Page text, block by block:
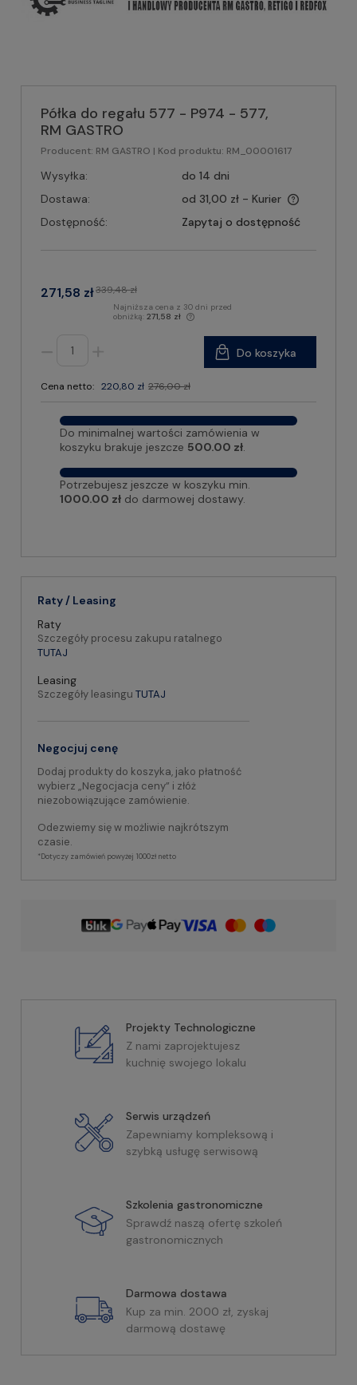
Półka do regału 577 - P974 - 577,
RM GASTRO
Producent: RM GASTRO | Kod produktu: RM_00001617
Wysyłka:
do 14 dni
Dostawa:
od 31,00 zł - Kurier
Dostępność:
Zapytaj o dostępność
271,58 zł339,48 zł
Najniższa cena z 30 dni przed
obniżką: 271,58 zł
Cena netto: 220,80 zł 276,00 zł
Do koszyka
Do minimalnej wartości zamówienia w
koszyku brakuje jeszcze 500.00 zł.
Potrzebujesz jeszcze w koszyku min.
1000.00 zł do darmowej dostawy.
Raty / Leasing
Raty
Szczegóły procesu zakupu ratalnego
TUTAJ
Leasing
Szczegóły leasingu TUTAJ
Negocjuj cenę
Dodaj produkty do koszyka, jako płatność
wybierz „Negocjacja ceny” i złóż
niezobowiązujące zamówienie.
Odezwiemy się w możliwie najkrótszym
czasie.
*Dotyczy zamówień powyżej 1000zł netto
Projekty Technologiczne
Z nami zaprojektujesz
kuchnię swojego lokalu
Serwis urządzeń
Zapewniamy kompleksową i
szybką usługę serwisową
Szkolenia gastronomiczne
Sprawdź naszą ofertę szkoleń
gastronomicznych
Darmowa dostawa
Kup za min. 2000 zł, zyskaj
darmową dostawę